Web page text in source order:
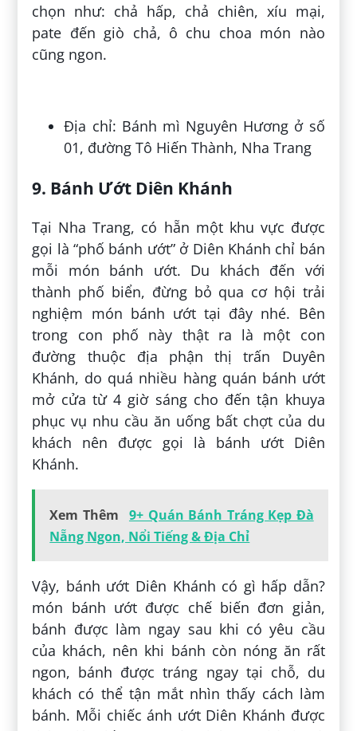
chọn như: chả hấp, chả chiên, xíu mại,
pate đến giò chả, ô chu choa món nào
cũng ngon.
Địa chỉ: Bánh mì Nguyên Hương ở số
01, đường Tô Hiến Thành, Nha Trang
9. Bánh Ướt Diên Khánh
Tại Nha Trang, có hẵn một khu vực được
gọi là “phố bánh ướt” ở Diên Khánh chỉ bán
mỗi món bánh ướt. Du khách đến với
thành phố biển, đừng bỏ qua cơ hội trải
nghiệm món bánh ướt tại đây nhé. Bên
trong con phố này thật ra là một con
đường thuộc địa phận thị trấn Duyên
Khánh, do quá nhiều hàng quán bánh ướt
mở cửa từ 4 giờ sáng cho đến tận khuya
phục vụ nhu cầu ăn uống bất chợt của du
khách nên được gọi là bánh ướt Diên
Khánh.
Xem Thêm
9+ Quán Bánh Tráng Kẹp Đà
Nẵng Ngon, Nổi Tiếng & Địa Chỉ
Vậy, bánh ướt Diên Khánh có gì hấp dẫn?
món bánh ướt được chế biến đơn giản,
bánh được làm ngay sau khi có yêu cầu
của khách, nên khi bánh còn nóng ăn rất
ngon, bánh được tráng ngay tại chỗ, du
khách có thể tận mắt nhìn thấy cách làm
bánh. Mỗi chiếc ánh ướt Diên Khánh được